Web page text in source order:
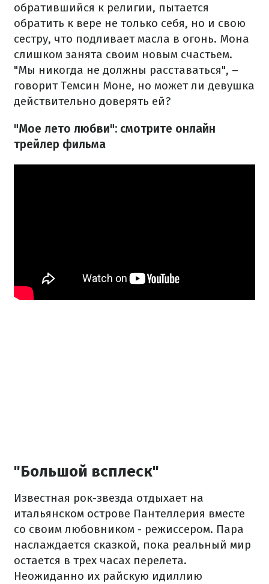
обратившийся к религии, пытается
обратить к вере не только себя, но и свою
сестру, что подливает масла в огонь. Мона
слишком занята своим новым счастьем.
"Мы никогда не должны расставаться", –
говорит Темсин Моне, но может ли девушка
действительно доверять ей?
"Мое лето любви": смотрите онлайн
трейлер фильма
"Большой всплеск"
Известная рок-звезда отдыхает на
итальянском острове Пантеллерия вместе
со своим любовником - режиссером. Пара
наслаждается сказкой, пока реальный мир
остается в трех часах перелета.
Неожиданно их райскую идиллию